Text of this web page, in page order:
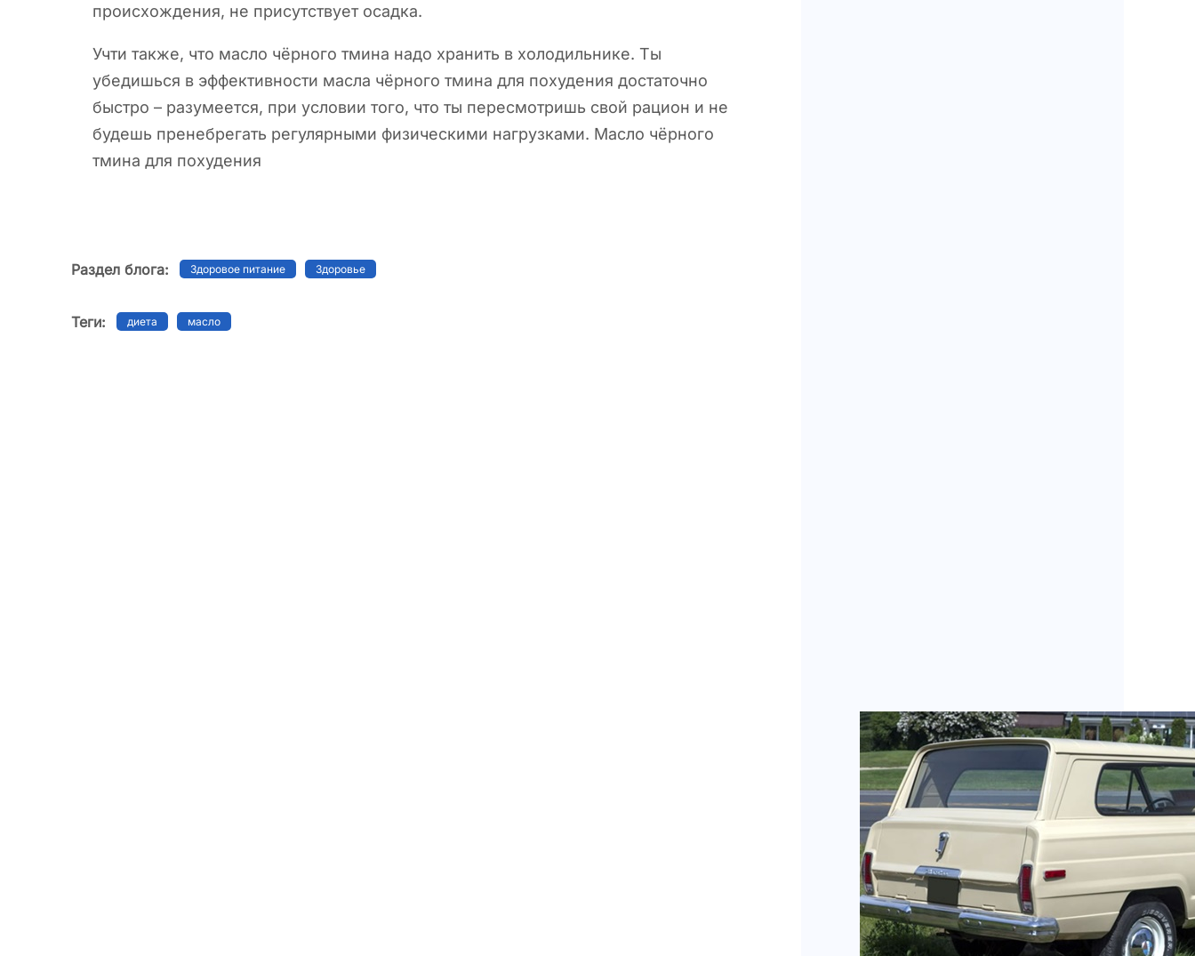
происхождения, не присутствует осадка.
Учти также, что масло чёрного тмина надо хранить в холодильнике. Ты
убедишься в эффективности масла чёрного тмина для похудения достаточно
быстро – разумеется, при условии того, что ты пересмотришь свой рацион и не
будешь пренебрегать регулярными физическими нагрузками. Масло чёрного
тмина для похудения
Раздел блога: Здоровое питание Здоровье
Теги: диета масло